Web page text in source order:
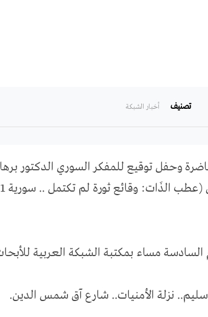
تصنيف أخبار الشبكة
وحفل توقيع للمفكر السوري الدكتور
وقائع ثورة لم تكتمل .. سورية 2011 – 2012).
نزلة الأمنيات.. شارع آق شمس الدين.